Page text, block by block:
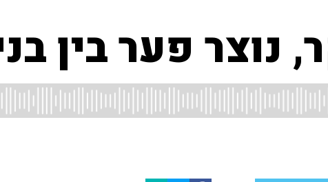
פער בין